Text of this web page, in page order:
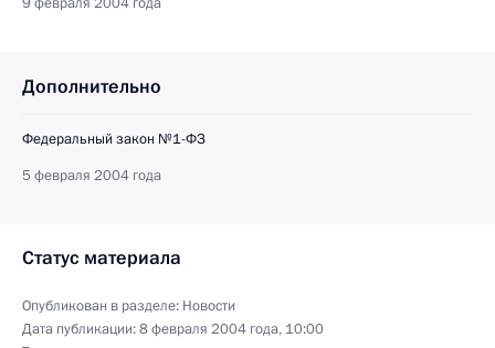
Дополнительно
Федеральный закон №1-ФЗ
5 февраля 2004 года
Статус материала
Опубликован в разделе: Новости
Дата публикации:8 февраля 2004 года, 10:00